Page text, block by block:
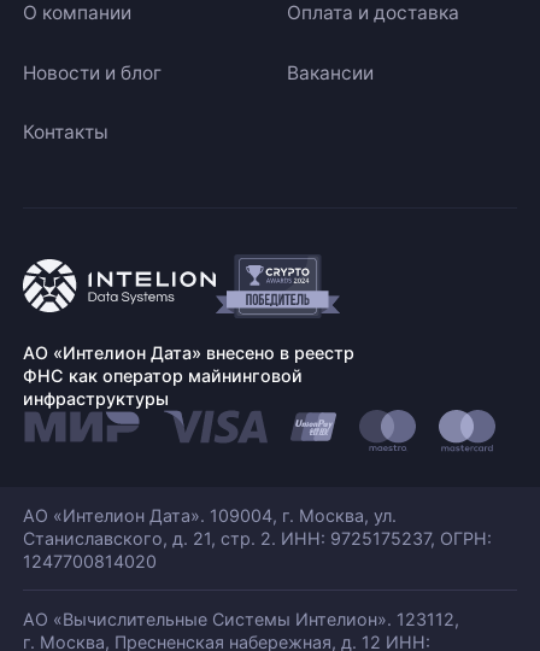
О компании Оплата и доставка
Новости и блог Вакансии
Контакты
АО «Интелион Дата» внесено в реестр
ФНС как оператор майнинговой
инфраструктуры
АО «Интелион Дата». 109004, г. Москва, ул.
Станиславского, д. 21, стр. 2. ИНН: 9725175237, ОГРН:
1247700814020
АО «Вычислительные Системы Интелион». 123112,
г. Москва, Пресненская набережная, д. 12 ИНН: